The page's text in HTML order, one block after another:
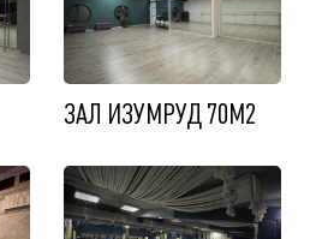
ЗАЛ ИЗУМРУД 70М2